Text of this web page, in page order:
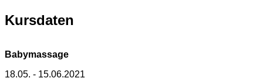
Kursdaten
Babymassage
18.05. - 15.06.2021